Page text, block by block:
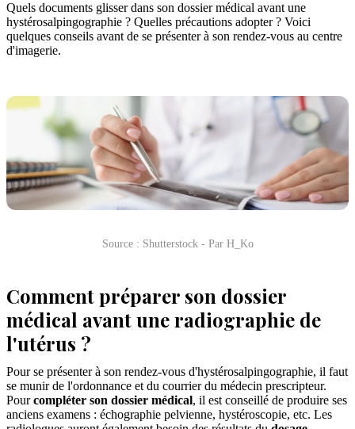
Quels documents glisser dans son dossier médical avant une
hystérosalpingographie ? Quelles précautions adopter ? Voici
quelques conseils avant de se présenter à son rendez-vous au centre
d'imagerie.
Source : Shutterstock - Par H_Ko
Comment préparer son dossier
médical avant une radiographie de
l'utérus ?
Pour se présenter à son rendez-vous d'hystérosalpingographie, il faut
se munir de l'ordonnance et du courrier du médecin prescripteur.
Pourcompléter son dossier médical, il est conseillé de produire ses
anciens examens : échographie pelvienne, hystéroscopie, etc. Les